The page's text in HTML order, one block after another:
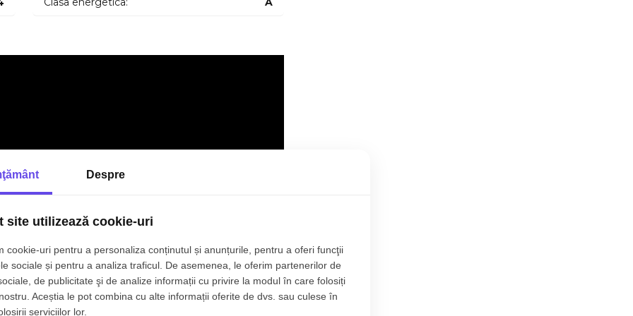
lumina naturala generoasa pe tot parcursul zilei si de
de 35 mp, locuinta este de tip semidecomandat si este
standarde moderne, punand la dispozitie:
in pardoseala, aer conditionat, geamuri termopan
plita, cuptor electric, hota, masina de spalat vase.
cu contravaloarea a 1 sau 2 luni de chirie (in
Despre
site utilizează cookie-uri
cookie-uri pentru a personaliza conținutul și anunțurile, pentru a oferi funcţii
sociale și pentru a analiza traficul. De asemenea, le oferim partenerilor de
de publicitate şi de analize informații cu privire la modul în care folosiți
Aceștia le pot combina cu alte informații oferite de dvs. sau culese în
serviciilor lor.